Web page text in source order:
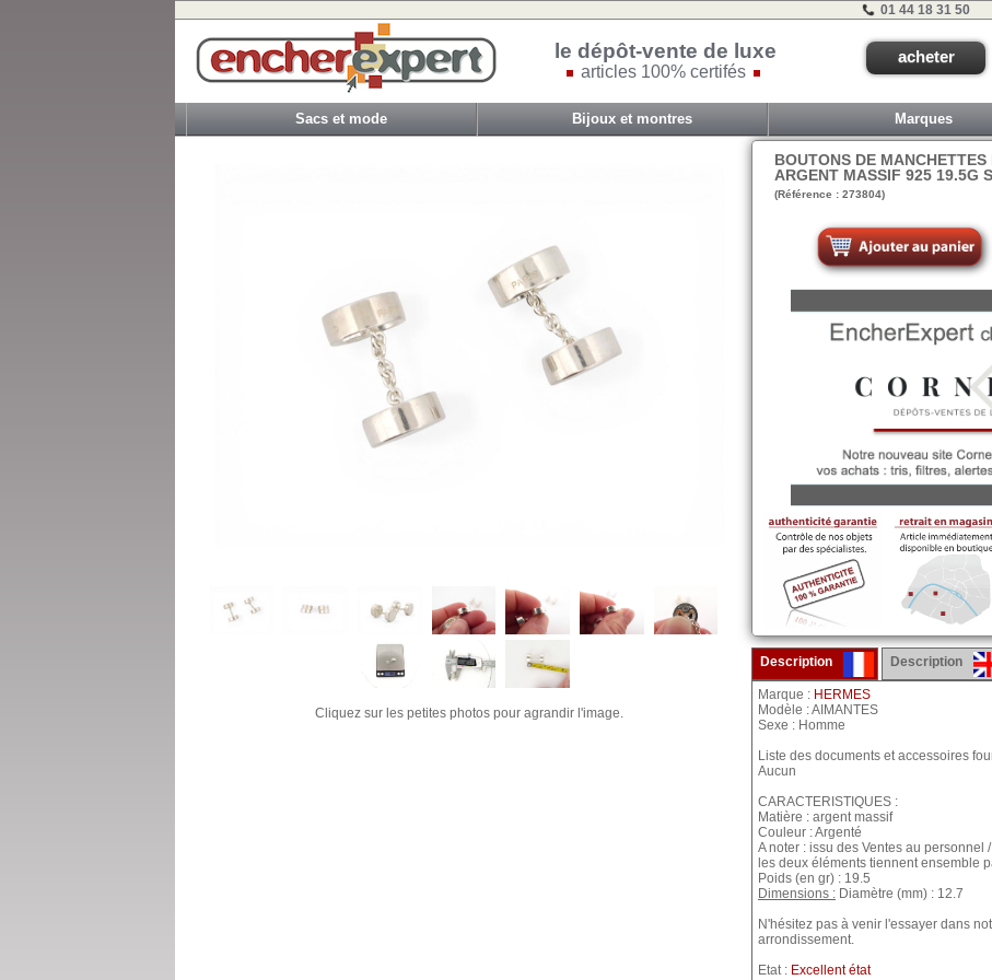
01 44 18 31 50
le dépôt-vente de luxe
articles 100% certifés
acheter
Sacs et mode Bijoux et montres Marques
Cliquez sur les petites photos pour agrandir l'image.
BOUTONS DE
ARGENT MASSIF 925 19.5G
(Référence : 273804)
Description Description
Marque : HERMES
Modèle : AIMANTES
Sexe : Homme
Liste des documents et accessoires
Aucun
CARACTERISTIQUES :
Matière : argent massif
Couleur : Argenté
A noter : issu des Ventes au personnel
les deux éléments tiennent ensemble
Poids (en gr) : 19.5
Dimensions : Diamètre (mm) : 12.7
N'hésitez pas à venir l'essayer dans
arrondissement.
Etat : Excellent état